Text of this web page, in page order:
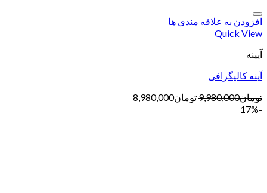
افزودن به علاقه مندی ها
Quick View
آیینه
آینه کالیگرافی
تومان9,980,000تومان8,980,000
-17%